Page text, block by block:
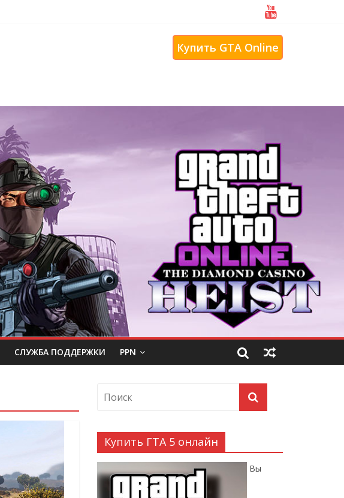
Купить GTA Online
СЛУЖБА ПОДДЕРЖКИ PPN
Купить ГТА 5 онлайн
Вы